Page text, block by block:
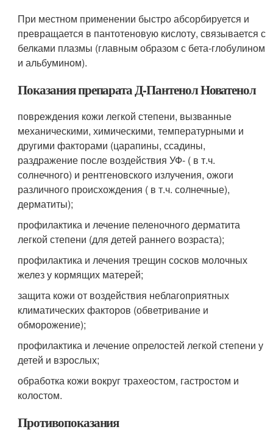
При местном применении быстро абсорбируется и
превращается в пантотеновую кислоту, связывается с
белками плазмы (главным образом с бета-глобулином
и альбумином).
Показания препарата Д-Пантенол Новатенол
повреждения кожи легкой степени, вызванные
механическими, химическими, температурными и
другими факторами (царапины, ссадины,
раздражение после воздействия УФ- ( в т.ч.
солнечного) и рентгеновского излучения, ожоги
различного происхождения ( в т.ч. солнечные),
дерматиты);
профилактика и лечение пеленочного дерматита
легкой степени (для детей раннего возраста);
профилактика и лечения трещин сосков молочных
желез у кормящих матерей;
защита кожи от воздействия неблагоприятных
климатических факторов (обветривание и
обморожение);
профилактика и лечение опрелостей легкой степени у
детей и взрослых;
обработка кожи вокруг трахеостом, гастростом и
колостом.
Противопоказания